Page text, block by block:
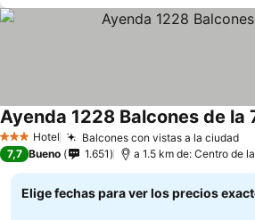
3 Estrellas
Hotel Balcones con vistas a la ciudad
Ayenda 1228 Balcones de la
7,7 Bueno 1.651 a 1.5 km de: Centro de
Elige fechas para ver los precios